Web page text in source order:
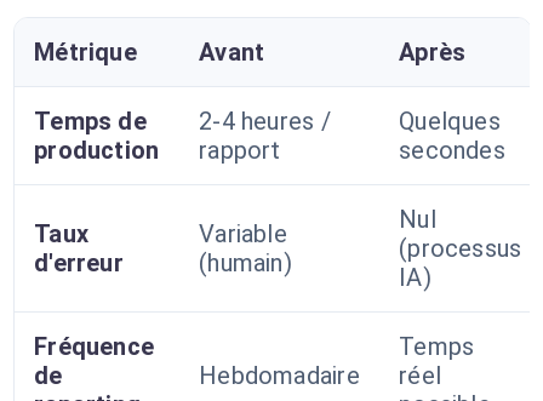
Métrique Avant Après
Temps de
production
2-4 heures /
rapport
Quelques
secondes
Taux
d'erreur
Variable
(humain)
Nul
(processus
IA)
Fréquence
de
Hebdomadaire
Temps
réel